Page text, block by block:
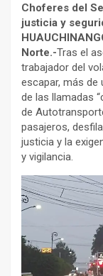
Choferes del
justicia y
Norte.-Tras el
trabajador del
escapar, más de
de las llamadas
de
pasajeros,
justicia y la
y vigilancia.